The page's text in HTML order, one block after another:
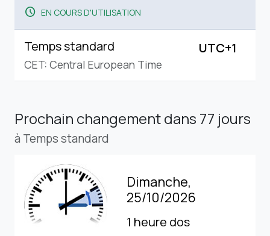
schedule EN COURS D'UTILISATION
Temps standard
CET: Central European Time
UTC+1
Prochain changementdans 77 jours
à Temps standard
Dimanche,
25/10/2026
1 heure dos